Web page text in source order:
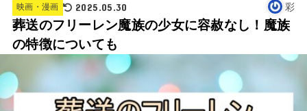
映画・漫画 2025.05.30 彩
葬送のフリーレン魔族の少女に容赦なし！魔族
の特徴についても